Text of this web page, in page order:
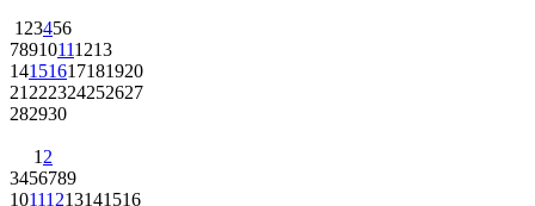
1 23456
78910111213
14151617181920
21 222324252627
282930
1 2
3456789
10111213141516